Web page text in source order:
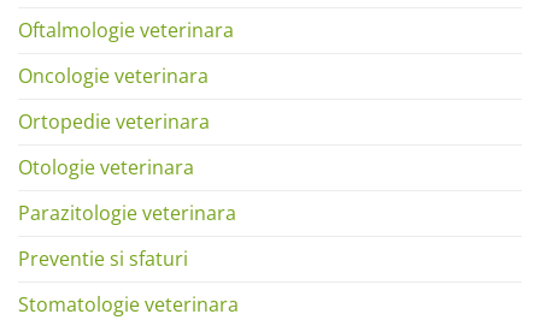
Oftalmologie veterinara
Oncologie veterinara
Ortopedie veterinara
Otologie veterinara
Parazitologie veterinara
Preventie si sfaturi
Stomatologie veterinara